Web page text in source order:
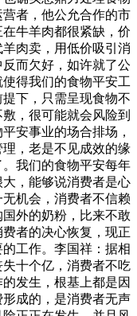
者，他公允合作的市
牛羊肉都很紧缺，价
肉卖，用低价吸引消
而欠好，如许就了公
得我们的食物平安工
下，只需呈现食物不
，很可能就会风险到
安事业的场合排场，
，老是不见成效的缘
我们的食物平安每年
，能够说消费者是心
机会，消费者不信赖
外的奶粉，比来不敢
者的决心恢复，现正
工作。李国祥：据相
十个亿，消费者不吃
发生，根基上都是因
成的，是消费者无声